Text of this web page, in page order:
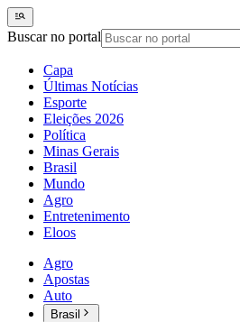
Buscar no portal
Capa
Últimas Notícias
Esporte
Eleições 2026
Política
Minas Gerais
Brasil
Mundo
Agro
Entretenimento
Eloos
Agro
Apostas
Auto
Brasil